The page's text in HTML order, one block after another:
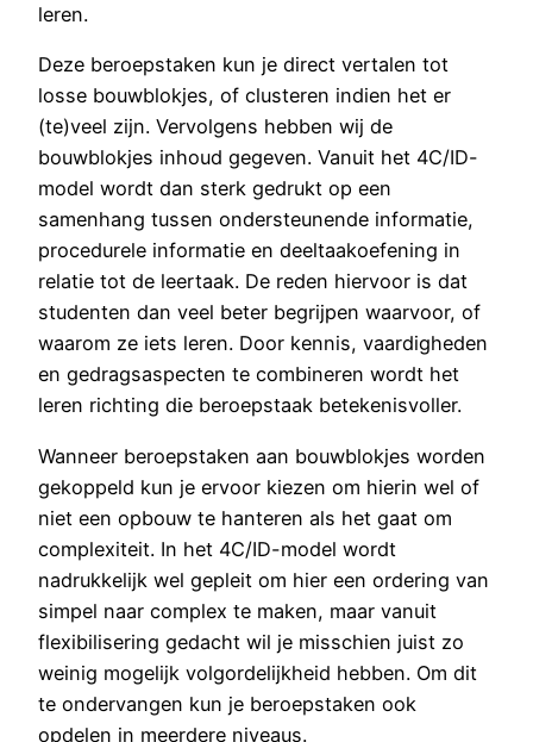
leren.
Deze beroepstaken kun je direct vertalen tot
losse bouwblokjes, of clusteren indien het er
(te)veel zijn. Vervolgens hebben wij de
bouwblokjes inhoud gegeven. Vanuit het 4C/ID-
model wordt dan sterk gedrukt op een
samenhang tussen ondersteunende informatie,
procedurele informatie en deeltaakoefening in
relatie tot de leertaak. De reden hiervoor is dat
studenten dan veel beter begrijpen waarvoor, of
waarom ze iets leren. Door kennis, vaardigheden
en gedragsaspecten te combineren wordt het
leren richting die beroepstaak betekenisvoller.
Wanneer beroepstaken aan bouwblokjes worden
gekoppeld kun je ervoor kiezen om hierin wel of
niet een opbouw te hanteren als het gaat om
complexiteit. In het 4C/ID-model wordt
nadrukkelijk wel gepleit om hier een ordering van
simpel naar complex te maken, maar vanuit
flexibilisering gedacht wil je misschien juist zo
weinig mogelijk volgordelijkheid hebben. Om dit
te ondervangen kun je beroepstaken ook
opdelen in meerdere niveaus.